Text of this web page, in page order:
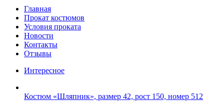
Главная
Прокат костюмов
Условия проката
Новости
Контакты
Отзывы
Интересное
Костюм «Шляпник», размер 42, рост 150, номер 512